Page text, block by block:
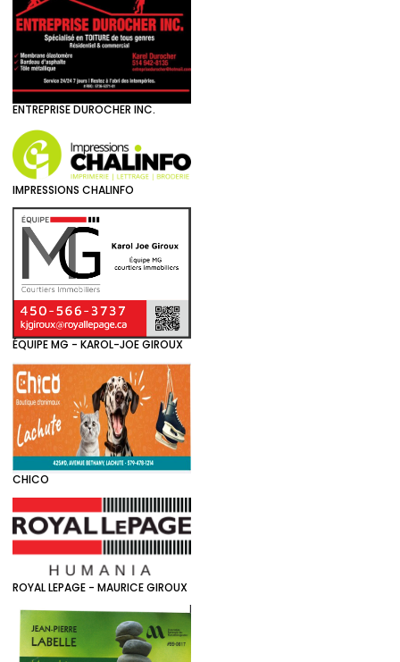
ENTREPRISE DUROCHER INC.
IMPRESSIONS CHALINFO
ÉQUIPE MG - KAROL-JOE GIROUX
CHICO
ROYAL LEPAGE - MAURICE GIROUX